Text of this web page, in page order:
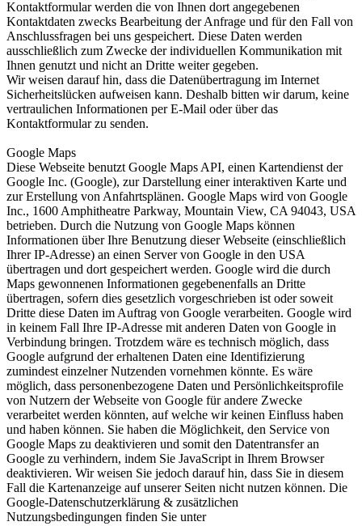
Kontaktformular werden die von Ihnen dort angegebenen
Kontaktdaten zwecks Bearbeitung der Anfrage und für den Fall von
Anschlussfragen bei uns gespeichert. Diese Daten werden
ausschließlich zum Zwecke der individuellen Kommunikation mit
Ihnen genutzt und nicht an Dritte weiter gegeben.
Wir weisen darauf hin, dass die Datenübertragung im Internet
Sicherheitslücken aufweisen kann. Deshalb bitten wir darum, keine
vertraulichen Informationen per E-Mail oder über das
Kontaktformular zu senden.
Google Maps
Diese Webseite benutzt Google Maps API, einen Kartendienst der
Google Inc. (Google), zur Darstellung einer interaktiven Karte und
zur Erstellung von Anfahrtsplänen. Google Maps wird von Google
Inc., 1600 Amphitheatre Parkway, Mountain View, CA 94043, USA
betrieben. Durch die Nutzung von Google Maps können
Informationen über Ihre Benutzung dieser Webseite (einschließlich
Ihrer IP-Adresse) an einen Server von Google in den USA
übertragen und dort gespeichert werden. Google wird die durch
Maps gewonnenen Informationen gegebenenfalls an Dritte
übertragen, sofern dies gesetzlich vorgeschrieben ist oder soweit
Dritte diese Daten im Auftrag von Google verarbeiten. Google wird
in keinem Fall Ihre IP-Adresse mit anderen Daten von Google in
Verbindung bringen. Trotzdem wäre es technisch möglich, dass
Google aufgrund der erhaltenen Daten eine Identifizierung
zumindest einzelner Nutzenden vornehmen könnte. Es wäre
möglich, dass personenbezogene Daten und Persönlichkeitsprofile
von Nutzern der Webseite von Google für andere Zwecke
verarbeitet werden könnten, auf welche wir keinen Einfluss haben
und haben können. Sie haben die Möglichkeit, den Service von
Google Maps zu deaktivieren und somit den Datentransfer an
Google zu verhindern, indem Sie JavaScript in Ihrem Browser
deaktivieren. Wir weisen Sie jedoch darauf hin, dass Sie in diesem
Fall die Kartenanzeige auf unserer Seiten nicht nutzen können. Die
Google-Datenschutzerklärung & zusätzlichen
Nutzungsbedingungen finden Sie unter